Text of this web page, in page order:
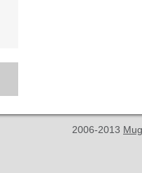
2006-2013